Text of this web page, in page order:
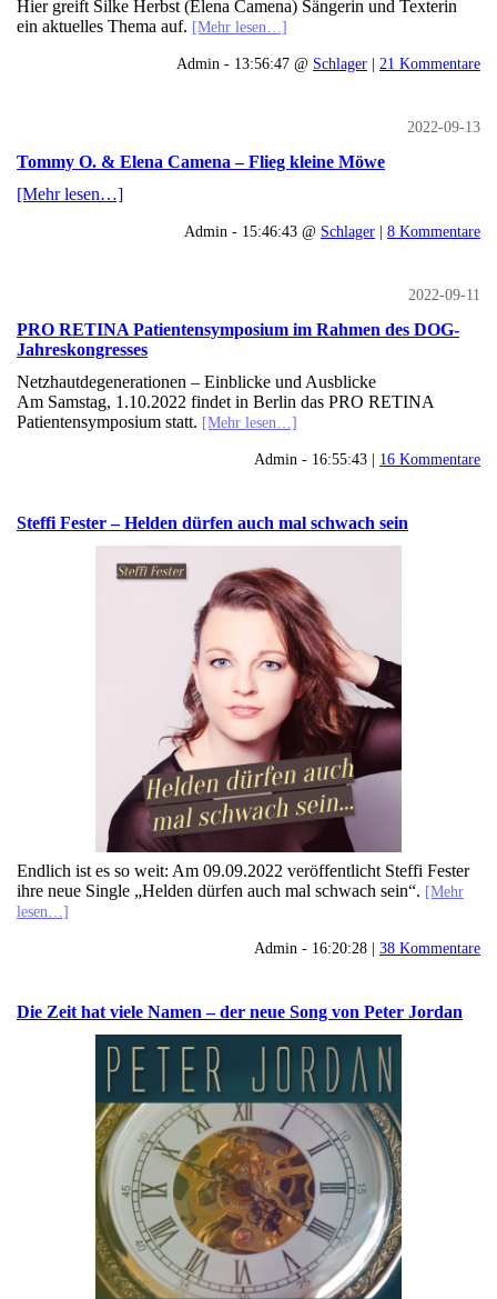
Hier greift Silke Herbst (Elena Camena) Sängerin und Texterin
ein aktuelles Thema auf. [Mehr lesen…]
Admin - 13:56:47 @ Schlager | 21 Kommentare
2022-09-13
Tommy O. & Elena Camena – Flieg kleine Möwe
[Mehr lesen…]
Admin - 15:46:43 @ Schlager | 8 Kommentare
2022-09-11
PRO RETINA Patientensymposium im Rahmen des DOG-
Jahreskongresses
Netzhautdegenerationen – Einblicke und Ausblicke
Am Samstag, 1.10.2022 findet in Berlin das PRO RETINA
Patientensymposium statt. [Mehr lesen…]
Admin - 16:55:43 | 16 Kommentare
Steffi Fester – Helden dürfen auch mal schwach sein
Endlich ist es so weit: Am 09.09.2022 veröffentlicht Steffi Fester
ihre neue Single „Helden dürfen auch mal schwach sein“. [Mehr
lesen…]
Admin - 16:20:28 | 38 Kommentare
Die Zeit hat viele Namen – der neue Song von Peter Jordan